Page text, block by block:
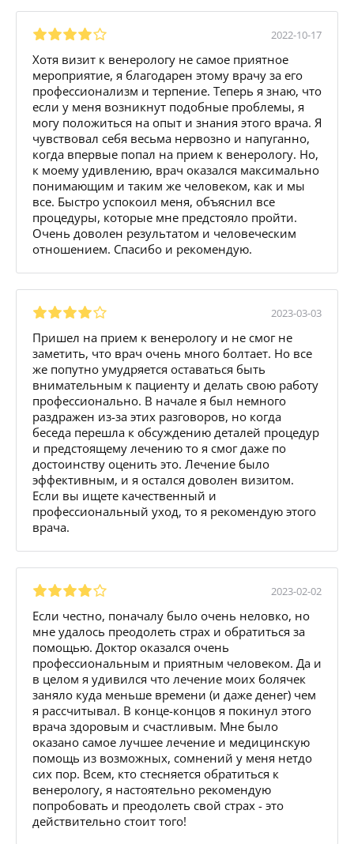
2022-10-17
Хотя визит к венерологу не самое приятное
мероприятие, я благодарен этому врачу за его
профессионализм и терпение. Теперь я знаю, что
если у меня возникнут подобные проблемы, я
могу положиться на опыт и знания этого врача. Я
чувствовал себя весьма нервозно и напуганно,
когда впервые попал на прием к венерологу. Но,
к моему удивлению, врач оказался максимально
понимающим и таким же человеком, как и мы
все. Быстро успокоил меня, объяснил все
процедуры, которые мне предстояло пройти.
Очень доволен результатом и человеческим
отношением. Спасибо и рекомендую.
2023-03-03
Пришел на прием к венерологу и не смог не
заметить, что врач очень много болтает. Но все
же попутно умудряется оставаться быть
внимательным к пациенту и делать свою работу
профессионально. В начале я был немного
раздражен из-за этих разговоров, но когда
беседа перешла к обсуждению деталей процедур
и предстоящему лечению то я смог даже по
достоинству оценить это. Лечение было
эффективным, и я остался доволен визитом.
Если вы ищете качественный и
профессиональный уход, то я рекомендую этого
врача.
2023-02-02
Если честно, поначалу было очень неловко, но
мне удалось преодолеть страх и обратиться за
помощью. Доктор оказался очень
профессиональным и приятным человеком. Да и
в целом я удивился что лечение моих болячек
заняло куда меньше времени (и даже денег) чем
я рассчитывал. В конце-концов я покинул этого
врача здоровым и счастливым. Мне было
оказано самое лучшее лечение и медицинскую
помощь из возможных, сомнений у меня нетдо
сих пор. Всем, кто стесняется обратиться к
венерологу, я настоятельно рекомендую
попробовать и преодолеть свой страх - это
действительно стоит того!